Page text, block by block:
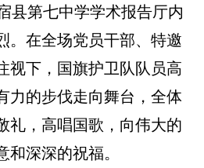
县第七中学学术报告厅内
。在全场党员干部、特邀
视下，国旗护卫队队员高
力的步伐走向舞台，全体
礼，高唱国歌，向伟大的
和深深的祝福。